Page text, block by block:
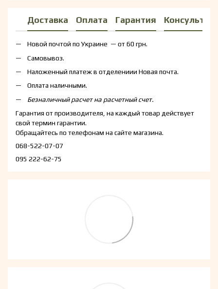
Доставка Оплата Гарантия
Новой почтой по Украине — от 60 грн.
Самовывоз.
Наложенный платеж в отделениии Новая почта.
Оплата наличными.
Безналичный расчет на расчетный счет.
Гарантия от производителя, на каждый товар действует
свой термин гарантии.
Обращайтесь по телефонам на сайте магазина.
068-522-07-07
095 222-62-75